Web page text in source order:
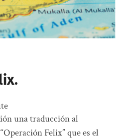
una traducción al
Felix” que es el